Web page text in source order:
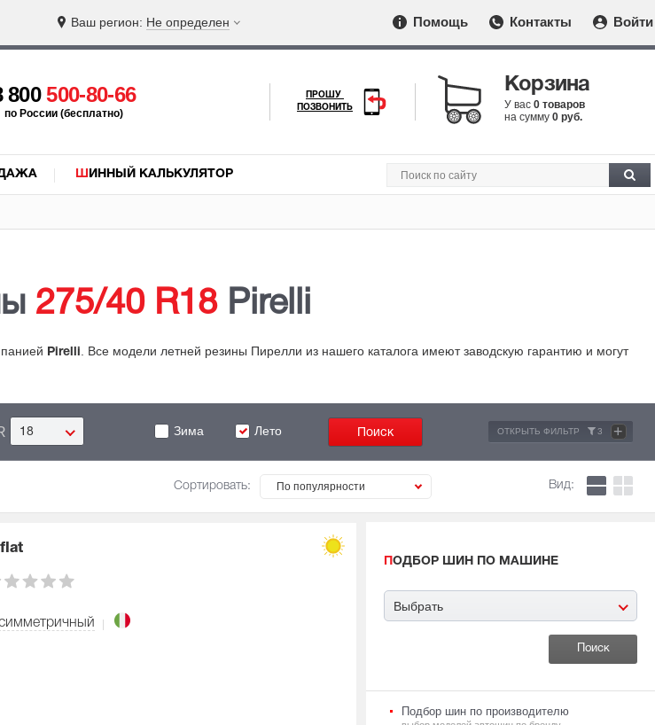
Ваш регион: Не определен Помощь Контакты Войти
800500-80-66
по России (бесплатно)
ПРОШУ
ПОЗВОНИТЬ
Корзина
У вас 0 товаров
на сумму 0 руб.
ШИННЫЙ КАЛЬКУЛЯТОР
275/40 R18Pirelli
Pirelli
. Все модели летней резины Пирелли из нашего каталога имеют заводскую гарантию и могут
18 Зима Лето ОТКРЫТЬ ФИЛЬТР 3 +
Сортировать: По популярности Вид:
ПОДБОР ШИН ПО МАШИНЕ
Выбрать
Подбор шин по производителю